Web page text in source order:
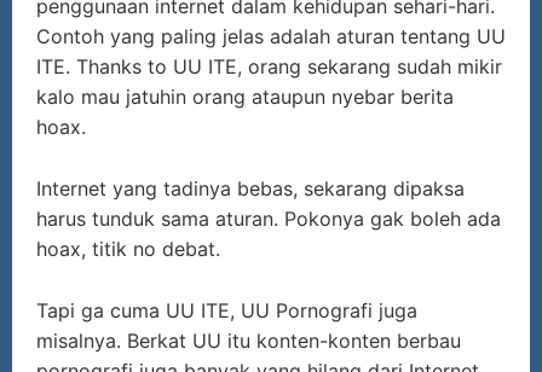
penggunaan internet dalam kehidupan sehari-hari.
Contoh yang paling jelas adalah aturan tentang UU
ITE. Thanks to UU ITE, orang sekarang sudah mikir
kalo mau jatuhin orang ataupun nyebar berita
hoax.
Internet yang tadinya bebas, sekarang dipaksa
harus tunduk sama aturan. Pokonya gak boleh ada
hoax, titik no debat.
Tapi ga cuma UU ITE, UU Pornografi juga
misalnya. Berkat UU itu konten-konten berbau